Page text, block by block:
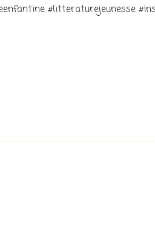
#litteraturejeunesse